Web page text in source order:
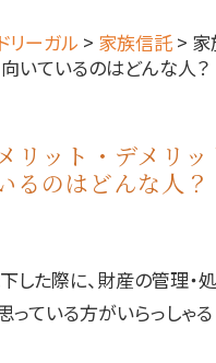
リーガル > 家族信託 > 家
向いているのはどんな人？
リット・デメリッ
るのはどんな人？
た際に、財産の管理・
ている方がいらっしゃ